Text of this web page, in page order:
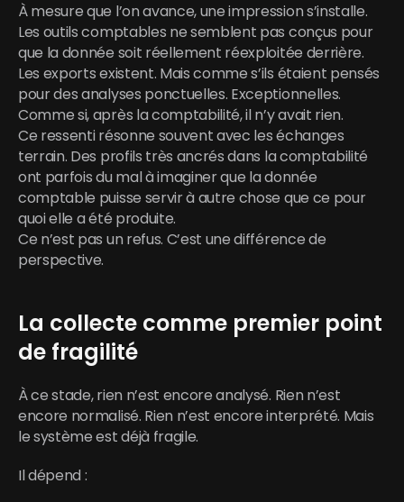
À mesure que l’on avance, une impression s’installe.
Les outils comptables ne semblent pas conçus pour
que la donnée soit réellement réexploitée derrière.
Les exports existent. Mais comme s’ils étaient pensés
pour des analyses ponctuelles. Exceptionnelles.
Comme si, après la comptabilité, il n’y avait rien.
Ce ressenti résonne souvent avec les échanges
terrain. Des profils très ancrés dans la comptabilité
ont parfois du mal à imaginer que la donnée
comptable puisse servir à autre chose que ce pour
quoi elle a été produite.
Ce n’est pas un refus. C’est une différence de
perspective.
La collecte comme premier point
de fragilité
À ce stade, rien n’est encore analysé. Rien n’est
encore normalisé. Rien n’est encore interprété. Mais
le système est déjà fragile.
Il dépend :